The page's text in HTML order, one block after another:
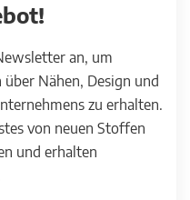
an, um
Nähen, Design und
zu erhalten.
von neuen Stoffen
und erhalten